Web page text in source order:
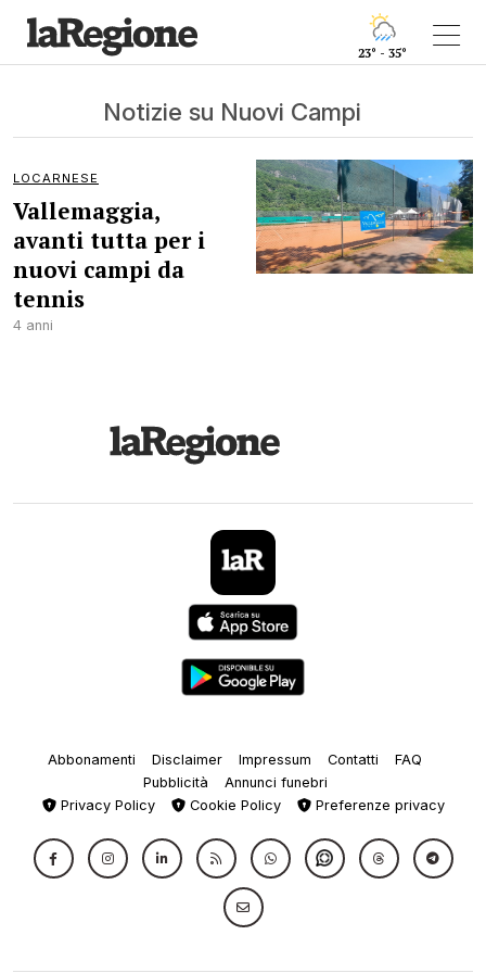
23° - 35°
Notizie su Nuovi Campi
LOCARNESE
Vallemaggia,
avanti tutta per i
nuovi campi da
tennis
4 anni
Abbonamenti Disclaimer Impressum Contatti
FAQ
Pubblicità
Annunci funebri
Privacy Policy
Cookie Policy Preferenze privacy